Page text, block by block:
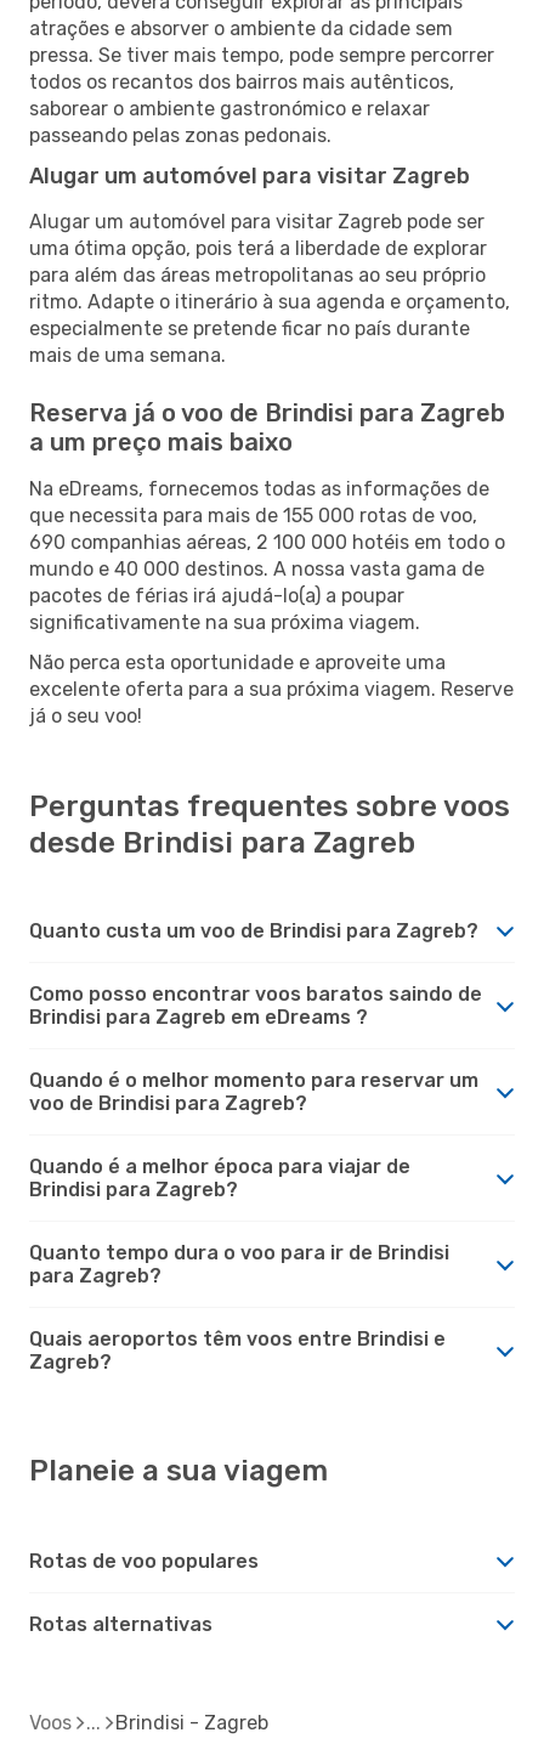
atrações e absorver o ambiente da cidade sem
pressa. Se tiver mais tempo, pode sempre percorrer
todos os recantos dos bairros mais autênticos,
saborear o ambiente gastronómico e relaxar
passeando pelas zonas pedonais.
Alugar um automóvel para visitar Zagreb
Alugar um automóvel para visitar Zagreb pode ser
uma ótima opção, pois terá a liberdade de explorar
para além das áreas metropolitanas ao seu próprio
ritmo. Adapte o itinerário à sua agenda e orçamento,
especialmente se pretende ficar no país durante
mais de uma semana.
Reserva já o voo de Brindisi para Zagreb
a um preço mais baixo
Na eDreams, fornecemos todas as informações de
que necessita para mais de 155 000 rotas de voo,
690 companhias aéreas, 2 100 000 hotéis em todo o
mundo e 40 000 destinos. A nossa vasta gama de
pacotes de férias irá ajudá-lo(a) a poupar
significativamente na sua próxima viagem.
Não perca esta oportunidade e aproveite uma
excelente oferta para a sua próxima viagem. Reserve
já o seu voo!
Perguntas frequentes sobre voos
desde Brindisi para Zagreb
Quanto custa um voo de Brindisi para Zagreb?
Como posso encontrar voos baratos saindo de
Brindisi para Zagreb em eDreams ?
Quando é o melhor momento para reservar um
voo de Brindisi para Zagreb?
Quando é a melhor época para viajar de
Brindisi para Zagreb?
Quanto tempo dura o voo para ir de Brindisi
para Zagreb?
Quais aeroportos têm voos entre Brindisi e
Zagreb?
Planeie a sua viagem
Rotas de voo populares
Rotas alternativas
Voos Brindisi - Zagreb